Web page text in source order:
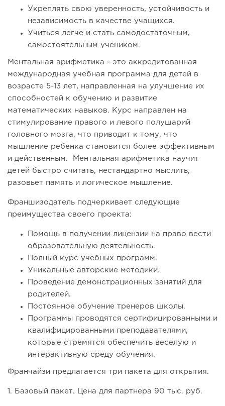
Укреплять свою уверенность, устойчивость и
независимость в качестве учащихся.
Учиться легче и стать самодостаточным,
самостоятельным учеником.
Ментальная арифметика - это аккредитованная
международная учебная программа для детей в
возрасте 5-13 лет, направленная на улучшение их
способностей к обучению и развитие
математических навыков. Курс направлен на
стимулирование правого и левого полушарий
головного мозга, что приводит к тому, что
мышление ребенка становится более эффективным
и действенным. Ментальная арифметика научит
детей быстро считать, нестандартно мыслить,
разовьет память и логическое мышление.
Франшизодатель подчеркивает следующие
преимущества своего проекта:
Помощь в получении лицензии на право вести
образовательную деятельность.
Полный курс учебных программ.
Уникальные авторские методики.
Проведение демонстрационных занятий для
родителей.
Постоянное обучение тренеров школы.
Программы проводятся сертифицированными и
квалифицированными преподавателями,
которые стремятся обеспечить веселую и
интерактивную среду обучения.
Франчайзи предлагается три пакета для открытия.
1. Базовый пакет. Цена для партнера 90 тыс. руб.